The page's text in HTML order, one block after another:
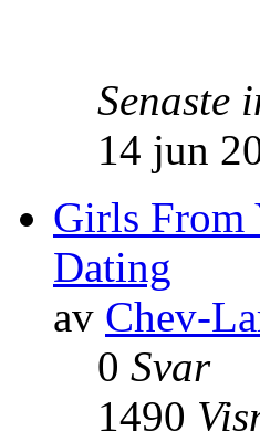
Senaste
14 jun
Girls From
Dating
av Chev-
0 Svar
1490